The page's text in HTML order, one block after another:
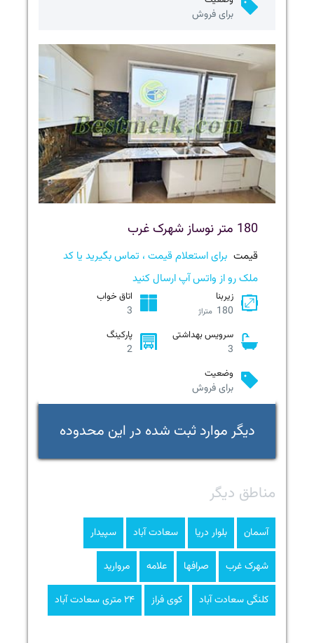
برای فروش
180 متر نوساز شهرک غرب
قیمت برای استعلام قیمت ، تماس بگیرید یا کد
ملک رو از واتس آپ ارسال کنید
زیربنا
180 متراژ
اتاق خواب
3
سرویس بهداشتی
3
پارکینگ
2
وضعیت
برای فروش
دیگر موارد ثبت شده در این محدوده
مناطق دیگر
آسمان بلوار دریا سعادت آباد سپیدار
شهرک غرب صرافها علامه مروارید
کلنگی سعادت آباد کوی فراز ۲۴ متری سعادت آباد